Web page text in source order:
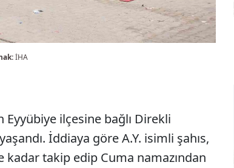
İHA
Eyyübiye ilçesine bağlı Direkli
İddiaya göre A.Y. isimli şahıs,
kadar takip edip Cuma namazından